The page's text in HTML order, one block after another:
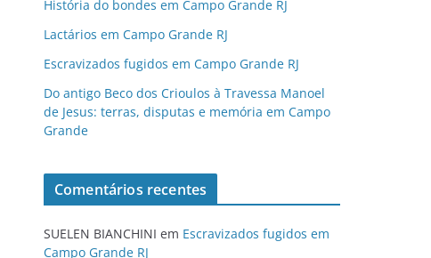
História do bondes em Campo Grande RJ
Lactários em Campo Grande RJ
Escravizados fugidos em Campo Grande RJ
Do antigo Beco dos Crioulos à Travessa Manoel
de Jesus: terras, disputas e memória em Campo
Grande
Comentários recentes
SUELEN BIANCHINI em Escravizados fugidos em
Campo Grande RJ